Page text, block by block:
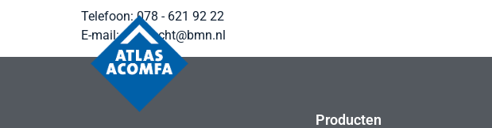
Telefoon:078 - 621 92 22
E-mail:dordrecht@bmn.nl
Producten